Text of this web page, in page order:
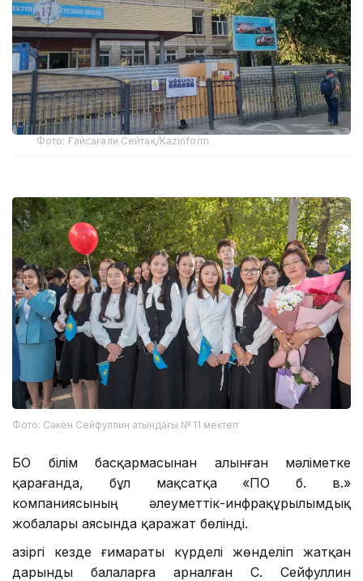
Фото: Ғайсағали Сейтақ/Kazinform
Фото: Сәкен Сейфуллин атындағы № 11 мектеп
БҚО білім басқармасынан алынған мәліметке
қарағанда, бұл мақсатқа «ҚПО б. в.»
компаниясының әлеуметтік-инфрақұрылымдық
жобалары аясында қаражат бөлінді.
Қазіргі кезде ғимараты күрделі жөнделіп жатқан
дарынды балаларға арналған С. Сейфуллин